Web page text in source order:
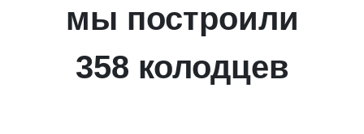
мы построили
358 колодцев